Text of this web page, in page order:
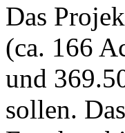
Das
(ca. 166
und
sollen.